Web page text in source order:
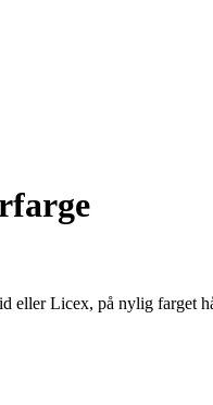
eller Licex, på nylig